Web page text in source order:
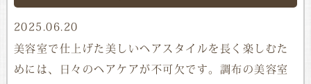
2025.06.20
美容室で仕上げた美しいヘアスタイルを長く楽しむた
めには、日々のヘアケアが不可欠です。調布の美容室